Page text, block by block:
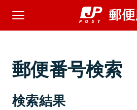
郵便番号検索
検索結果